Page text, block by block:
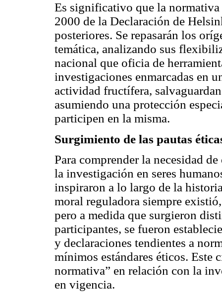
Es significativo que la
2000 de la Declaración de
posteriores. Se repasarán los
temática, analizando sus
nacional que oficia de
investigaciones enmarcadas en
actividad fructífera,
asumiendo una protección
participen en la misma.
Surgimiento de las pautas
Para comprender la necesidad
la investigación en seres
inspiraron a lo largo de la
moral reguladora siempre
pero a medida que surgieron
participantes, se fueron
y declaraciones tendientes a
mínimos estándares éticos. Este
normativa” en relación con la
en vigencia.